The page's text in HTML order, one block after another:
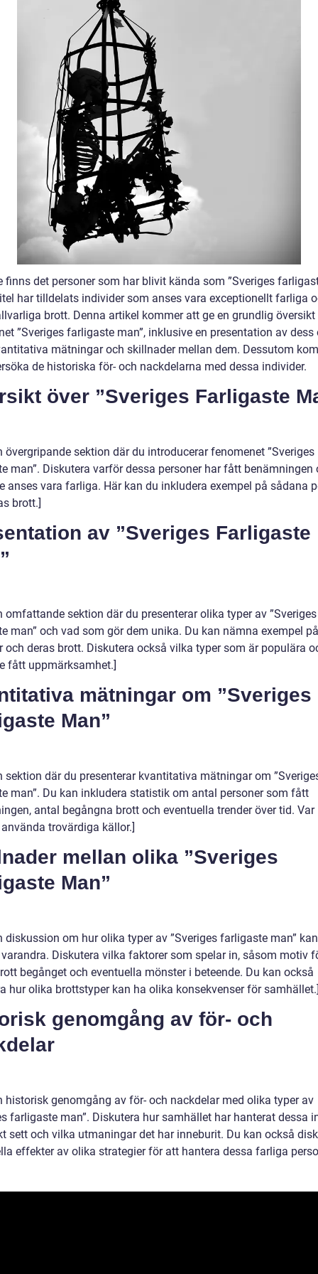
finns det personer som har blivit kända som ”Sveriges
har tilldelats individer som anses vara exceptionellt farliga
brott. Denna artikel kommer att ge en grundlig översikt
”Sveriges farligaste man”, inklusive en presentation av dess
mätningar och skillnader mellan dem. Dessutom
de historiska för- och nackdelarna med dessa individer.
över ”Sveriges Farligaste
övergripande sektion där du introducerar fenomenet ”Sveriges
man”. Diskutera varför dessa personer har fått benämningen
anses vara farliga. Här kan du inkludera exempel på sådana
brott.]
av ”Sveriges Farligaste
omfattande sektion där du presenterar olika typer av ”Sveriges
man” och vad som gör dem unika. Du kan nämna exempel
och deras brott. Diskutera också vilka typer som är populära
fått uppmärksamhet.]
mätningar om ”Sveriges
Man”
sektion där du presenterar kvantitativa mätningar om
man”. Du kan inkludera statistik om antal personer som fått
antal begångna brott och eventuella trender över tid. Var
trovärdiga källor.]
mellan olika ”Sveriges
Man”
diskussion om hur olika typer av ”Sveriges farligaste man”
Diskutera vilka faktorer som spelar in, såsom motiv
begånget och eventuella mönster i beteende. Du kan också
hur olika brottstyper kan ha olika konsekvenser för
genomgång av för- och
historisk genomgång av för- och nackdelar med olika typer av
farligaste man”. Diskutera hur samhället har hanterat dessa
sett och vilka utmaningar det har inneburit. Du kan också
effekter av olika strategier för att hantera dessa farliga